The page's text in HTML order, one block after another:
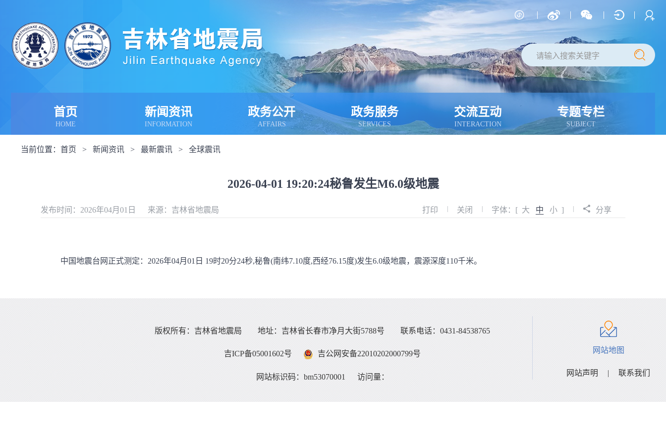
首页
HOME
新闻资讯
INFORMATION
政务公开
AFFAIRS
政务服务
SERVICES
交流互动
INTERACTION
专题专栏
SUBJECT
当前位置： 首页 > 新闻资讯 > 最新震讯 > 全球震讯
2026-04-01 19:20:24秘鲁发生M6.0级地震
发布时间：2026年04月01日 来源：吉林省地震局 打印 关闭 字体：[ 大 中 小 ] 分享
中国地震台网正式测定：2026年04月01日 19时20分24秒,秘鲁(南纬7.10度,西经76.15度)发生6.0级地震，震源深度110千米。
版权所有：吉林省地震局 地址：吉林省长春市净月大街5788号 联系电话：0431-84538765
吉ICP备05001602号 吉公网安备22010202000799号
网站标识码：bm53070001 访问量：
网站地图
网站声明 | 联系我们